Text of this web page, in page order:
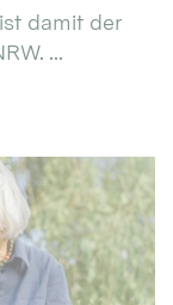
damit der
...